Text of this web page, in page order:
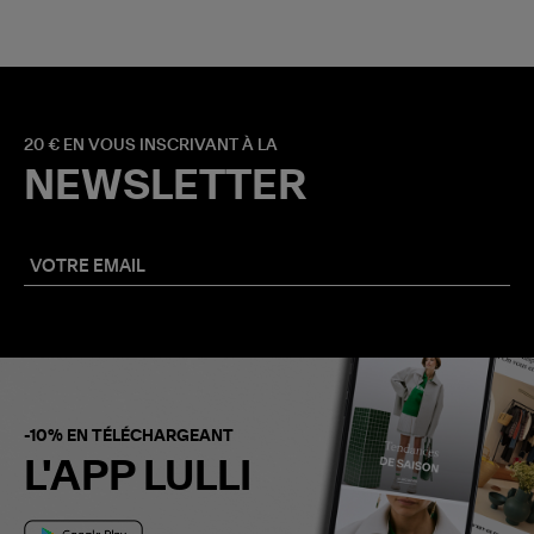
20 € EN VOUS INSCRIVANT À LA
NEWSLETTER
-10% EN TÉLÉCHARGEANT
L'APP LULLI